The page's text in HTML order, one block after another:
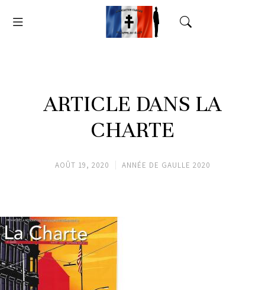
ARTICLE DANS LA
CHARTE
AOÛT 19, 2020 ANNÉE DE GAULLE 2020